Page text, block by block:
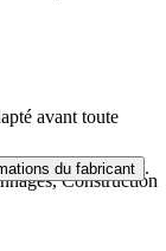
avant toute
Construction
du fabricant .